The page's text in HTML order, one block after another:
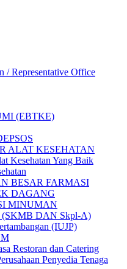
/ Representative Office
(EBTKE)
ALAT KESEHATAN
Kesehatan Yang Baik
BESAR FARMASI
DAGANG
MINUMAN
DAN Skpl-A)
(IUJP)
Restoran dan Catering
Penyedia Tenaga